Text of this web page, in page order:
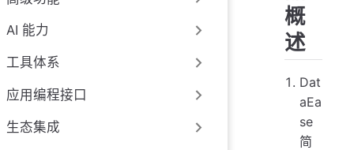
AI 能力
工具体系
应用编程接口
生态集成
概
述
Dat
aEa
se
简